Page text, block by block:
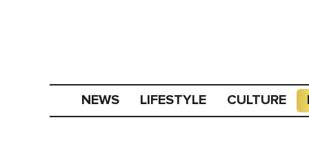
NEWS LIFESTYLE CULTURE